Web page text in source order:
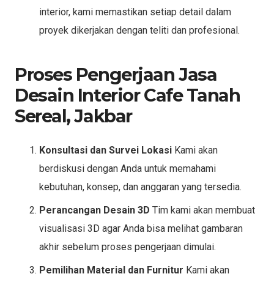
interior, kami memastikan setiap detail dalam
proyek dikerjakan dengan teliti dan profesional.
Proses Pengerjaan Jasa
Desain Interior Cafe Tanah
Sereal, Jakbar
Konsultasi dan Survei Lokasi Kami akan
berdiskusi dengan Anda untuk memahami
kebutuhan, konsep, dan anggaran yang tersedia.
Perancangan Desain 3D Tim kami akan membuat
visualisasi 3D agar Anda bisa melihat gambaran
akhir sebelum proses pengerjaan dimulai.
Pemilihan Material dan Furnitur Kami akan